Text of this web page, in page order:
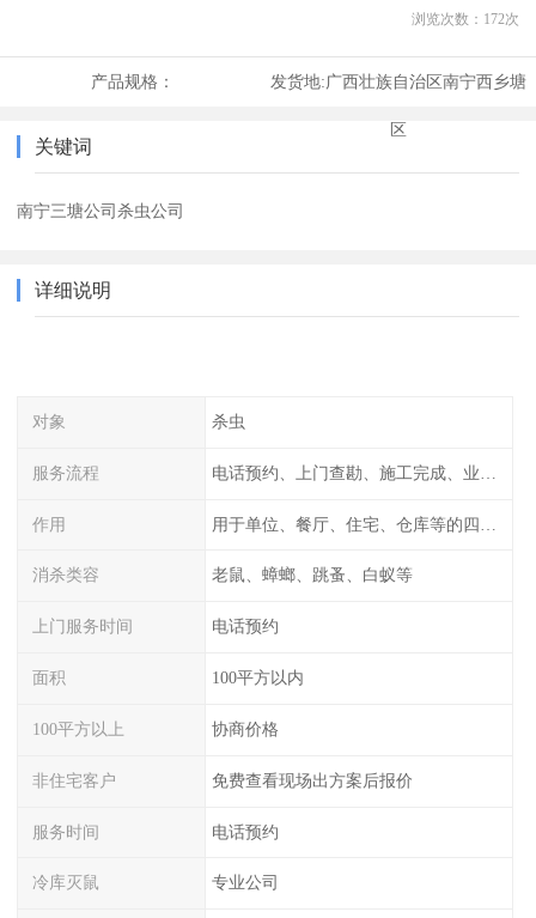
浏览次数： 172次
产品规格： 发货地:广西壮族自治区南宁西乡塘
区
关键词
南宁三塘公司杀虫公司
详细说明
对象 杀虫
服务流程
作用
消杀类容 老鼠、蟑螂、跳蚤、白蚁等
上门服务时间 电话预约
面积 100平方以内
100平方以上 协商价格
非住宅客户 免费查看现场出方案后报价
服务时间 电话预约
冷库灭鼠 专业公司